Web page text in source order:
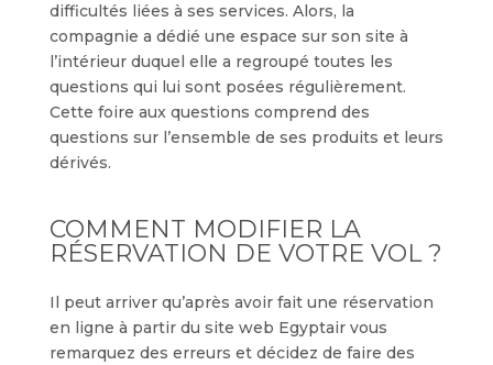
difficultés liées à ses services. Alors, la
compagnie a dédié une espace sur son site à
l’intérieur duquel elle a regroupé toutes les
questions qui lui sont posées régulièrement.
Cette foire aux questions comprend des
questions sur l’ensemble de ses produits et leurs
dérivés.
COMMENT MODIFIER LA
RÉSERVATION DE VOTRE VOL ?
Il peut arriver qu’après avoir fait une réservation
en ligne à partir du site web Egyptair vous
remarquez des erreurs et décidez de faire des